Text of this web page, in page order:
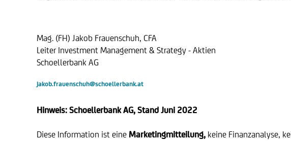
Mag. (FH) Jakob Frauenschuh, CFA
Leiter Investment Management & Strategy - Aktien
Schoellerbank AG
jakob.frauenschuh@schoellerbank.at
Hinweis: Schoellerbank AG, Stand Juni 2022
Diese Information ist eine Marketingmitteilung, keine Finanzanalyse,